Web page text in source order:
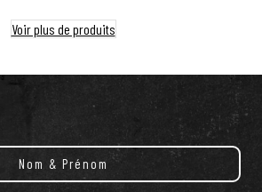
Voir plus de produits